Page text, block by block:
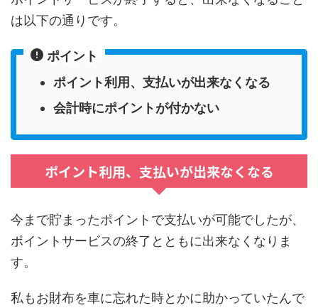
は以下の通りです。
ポイント
ポイント利用、支払いが出来なくなる
会計時にポイントが付かない
ポイント利用、支払いが出来なくなる
今まで貯まったポイントで支払いが可能でしたが、
ポイントサービスの終了とともに出来なくなりま
す。
私もお財布を車に忘れた時とかに助かっていたんで